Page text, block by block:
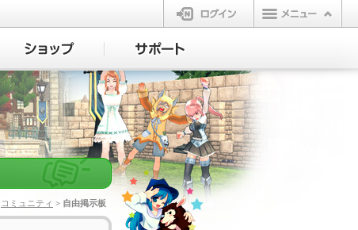
ログイン
コミュニティ > 自由掲示板